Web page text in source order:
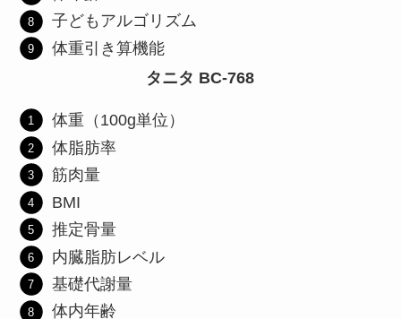
子どもアルゴリズム
体重引き算機能
タニタ BC-768
体重（100g単位）
体脂肪率
筋肉量
BMI
推定骨量
内臓脂肪レベル
基礎代謝量
体内年齢